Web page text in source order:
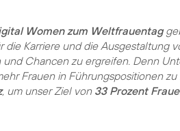
Women zum Weltfrauentag
die Karriere und die Ausgestaltung
Chancen zu ergreifen. Denn
Frauen in Führungspositionen zu
, um unser Ziel von 33 Prozent